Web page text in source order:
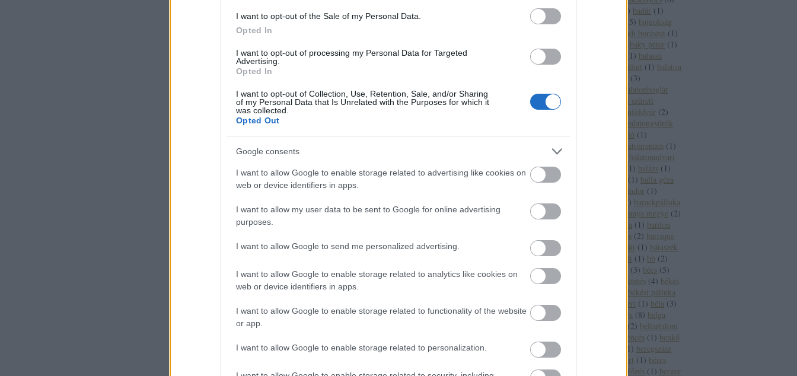
I want to opt-out of the Sale of my Personal Data.
Opted In
I want to opt-out of processing my Personal Data for Targeted
Advertising.
Opted In
I want to opt-out of Collection, Use, Retention, Sale, and/or Sharing
of my Personal Data that Is Unrelated with the Purposes for which it
was collected.
Opted Out
Google consents
I want to allow Google to enable storage related to advertising like cookies on
web or device identifiers in apps.
I want to allow my user data to be sent to Google for online advertising
purposes.
I want to allow Google to send me personalized advertising.
I want to allow Google to enable storage related to analytics like cookies on
web or device identifiers in apps.
I want to allow Google to enable storage related to functionality of the website
or app.
I want to allow Google to enable storage related to personalization.
) badár ( 1 )
5) bajnokság
bakondi borászat ( 1 )
baky péter ( 1 )
1 ) balassa
balassi bálint ( 1 ) balaton
(3)
balatonboglár
balatonboglári szüreti
balatonföldvár (2)
balatongyörök
(4 balatoni borrégió ( 1 )
balatonrendes ( 1 )
balatonudvari
1 ) balázs ( 1 )
( 1 ) balla géza
balogh szabó sándor ( 1 )
) barackpálinka
baranya megye (2)
baranya megye bora ( 1 ) bardon
bárdos (2) barrique
bátaapáti ( 1 ) bátaszék
bazalt ( 1 ) bb (2)
(3) bécs (5)
befektetés (4) békés
békési pálinka
békési pálinka zrt ( 1 ) béla (3)
belga (8) belga
(2) beltartalom
bencés ( 1 ) benkő
1 ) beregszász
béres rt ( 1 ) béres
bérfőzés ( 1 ) berger